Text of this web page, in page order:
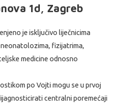
1d, Zagreb
je isključivo liječnicima
fizijatrima,
medicine odnosno
po Vojti mogu se u prvoj
centralni poremećaji